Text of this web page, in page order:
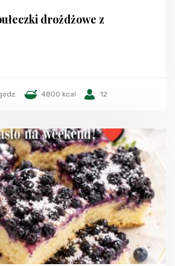
drożdżowe z
4800 kcal 12